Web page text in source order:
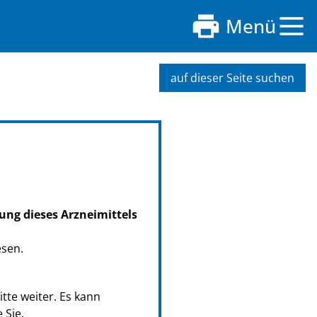
Menü
auf dieser Seite suchen
dieses Arzneimittels
weiter. Es kann
Sie.